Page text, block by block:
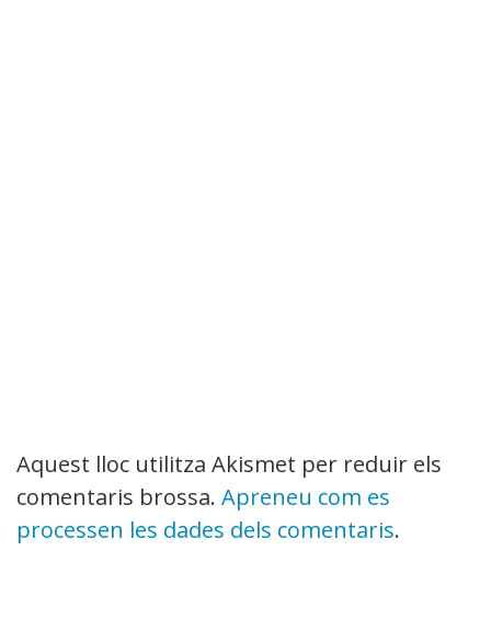
Aquest lloc utilitza Akismet per reduir els
comentaris brossa. Apreneu com es
processen les dades dels comentaris.